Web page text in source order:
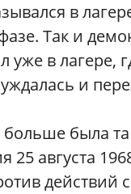
в
Так и
уже в лагере,
и
больше была та
25 августа
действий